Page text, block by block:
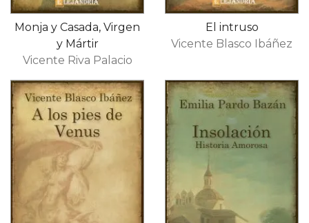
Monja y Casada, Virgen
y Mártir
Vicente Riva Palacio
El intruso
Vicente Blasco Ibáñez